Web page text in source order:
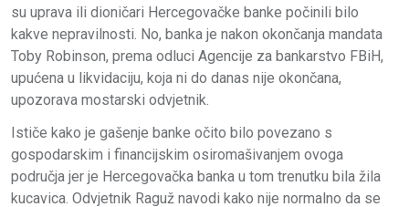
su uprava ili dioničari Hercegovačke banke počinili bilo
kakve nepravilnosti. No, banka je nakon okončanja mandata
Toby Robinson, prema odluci Agencije za bankarstvo FBiH,
upućena u likvidaciju, koja ni do danas nije okončana,
upozorava mostarski odvjetnik.
Ističe kako je gašenje banke očito bilo povezano s
gospodarskim i financijskim osiromašivanjem ovoga
područja jer je Hercegovačka banka u tom trenutku bila žila
kucavica. Odvjetnik Raguž navodi kako nije normalno da se